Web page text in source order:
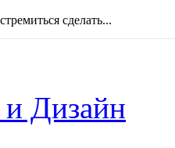
сделать...
и Дизайн